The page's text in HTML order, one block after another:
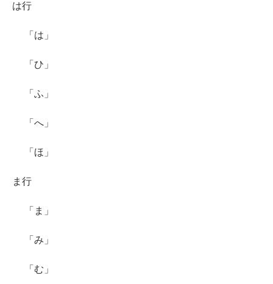
は行
「は」
「ひ」
「ふ」
「へ」
「ほ」
ま行
「ま」
「み」
「む」